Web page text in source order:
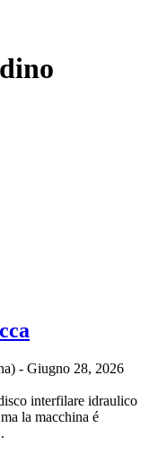
- Giugno 28, 2026
interfilare idraulico
la macchina é